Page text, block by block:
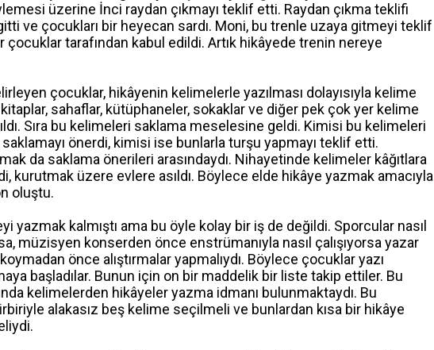
üzerine İnci raydan çıkmayı teklif etti. Raydan çıkma teklifi
ve çocukları bir heyecan sardı. Moni, bu trenle uzaya gitmeyi teklif
çocuklar tarafından kabul edildi. Artık hikâyede trenin nereye
çocuklar, hikâyenin kelimelerle yazılması dolayısıyla kelime
kitaplar, sahaflar, kütüphaneler, sokaklar ve diğer pek çok yer kelime
Sıra bu kelimeleri saklama meselesine geldi. Kimisi bu kelimeleri
önerdi, kimisi ise bunlarla turşu yapmayı teklif etti.
da saklama önerileri arasındaydı. Nihayetinde kelimeler kâğıtlara
kurutmak üzere evlere asıldı. Böylece elde hikâye yazmak amacıyla
oluştu.
yazmak kalmıştı ama bu öyle kolay bir iş de değildi. Sporcular nasıl
müzisyen konserden önce enstrümanıyla nasıl çalışıyorsa yazar
önce alıştırmalar yapmalıydı. Böylece çocuklar yazı
başladılar. Bunun için on bir maddelik bir liste takip ettiler. Bu
kelimelerden hikâyeler yazma idmanı bulunmaktaydı. Bu
alakasız beş kelime seçilmeli ve bunlardan kısa bir hikâye